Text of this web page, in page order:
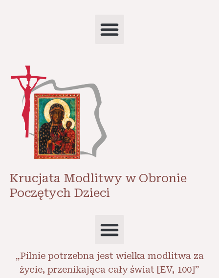
Krucjata Modlitwy w Obronie
Poczętych Dzieci
„Pilnie potrzebna jest wielka modlitwa za
życie, przenikająca cały świat [EV, 100]”